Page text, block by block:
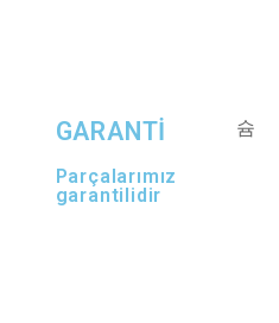
GARANTİ
Parçalarımız
garantilidir